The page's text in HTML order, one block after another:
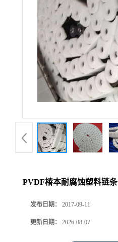
PVDF椿本耐腐蚀塑料链条
发布日期： 2017-09-11
更新日期： 2026-08-07